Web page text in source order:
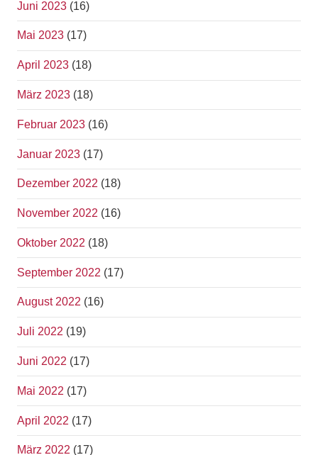
Juni 2023 (16)
Mai 2023 (17)
April 2023 (18)
März 2023 (18)
Februar 2023 (16)
Januar 2023 (17)
Dezember 2022 (18)
November 2022 (16)
Oktober 2022 (18)
September 2022 (17)
August 2022 (16)
Juli 2022 (19)
Juni 2022 (17)
Mai 2022 (17)
April 2022 (17)
März 2022 (17)